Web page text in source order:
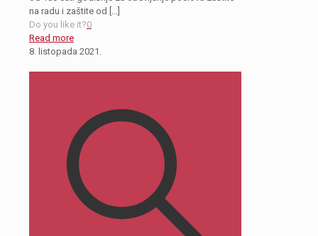
na radu i zaštite od
Do you like it?0
Read more
8. listopada 2021.